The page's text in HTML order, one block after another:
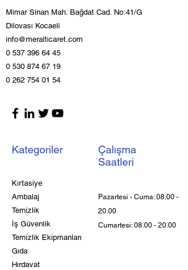
Mimar Sinan Mah. Bağdat Cad. No:41/G
Dilovası Kocaeli
info@meralticaret.com
0 537 396 64 45
0 530 874 67 19
0 262 754 01 54
Kategoriler
Çalışma
Saatleri
Kırtasiye
Ambalaj
Temizlik
İş Güvenlik
Temizlik Ekipmanları
Gıda
Hırdavat
Pazartesi - Cuma:08.00 -
20.00
Cumartesi:08.00 - 20.00